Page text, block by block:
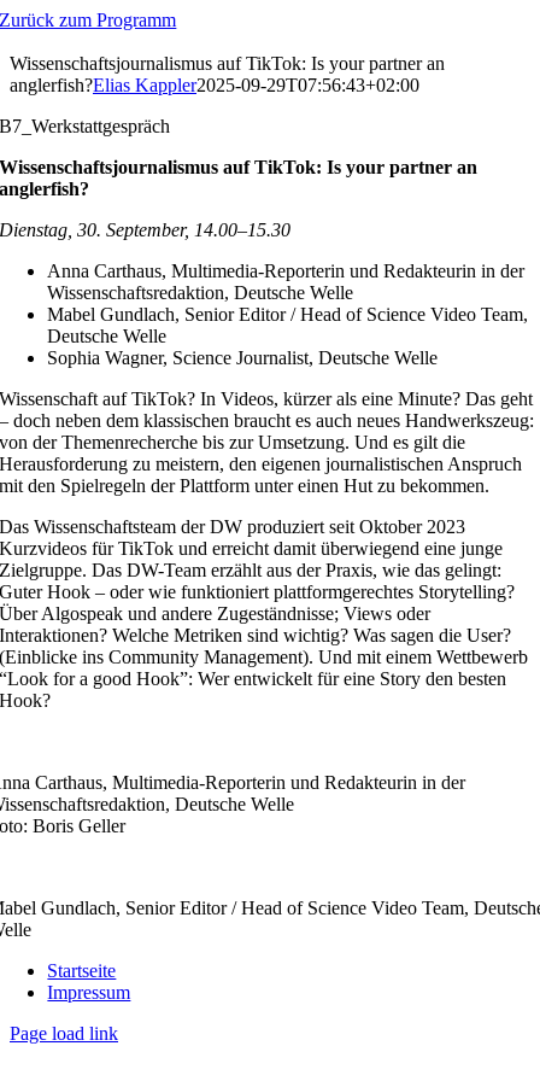
Zum
springen
Zurück zum Programm
Wissenschaftsjournalismus auf TikTok: Is your partner an
anglerfish?Elias Kappler2025-09-29T07:56:43+02:00
B7_Werkstattgespräch
Wissenschaftsjournalismus auf TikTok: Is your partner an
anglerfish?
Dienstag, 30. September, 14.00–15.30
Anna Carthaus, Multimedia-Reporterin und Redakteurin in der
Wissenschaftsredaktion, Deutsche Welle
Mabel Gundlach, Senior Editor / Head of Science Video Team,
Deutsche Welle
Sophia Wagner, Science Journalist, Deutsche Welle
Wissenschaft auf TikTok? In Videos, kürzer als eine Minute? Das geht
– doch neben dem klassischen braucht es auch neues Handwerkszeug:
von der Themenrecherche bis zur Umsetzung. Und es gilt die
Herausforderung zu meistern, den eigenen journalistischen Anspruch
mit den Spielregeln der Plattform unter einen Hut zu bekommen.
Das Wissenschaftsteam der DW produziert seit Oktober 2023
Kurzvideos für TikTok und erreicht damit überwiegend eine junge
Zielgruppe. Das DW-Team erzählt aus der Praxis, wie das gelingt:
Guter Hook – oder wie funktioniert plattformgerechtes Storytelling?
Über Algospeak und andere Zugeständnisse; Views oder
Interaktionen? Welche Metriken sind wichtig? Was sagen die User?
(Einblicke ins Community Management). Und mit einem Wettbewerb
“Look for a good Hook”: Wer entwickelt für eine Story den besten
Hook?
Carthaus, Multimedia-Reporterin und Redakteurin in der
Deutsche Welle
Boris Geller
Gundlach, Senior Editor / Head of Science Video Team,
Startseite
Impressum
Page load link